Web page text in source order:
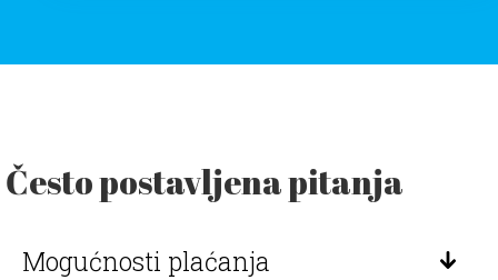
Često postavljena pitanja
Mogućnosti plaćanja